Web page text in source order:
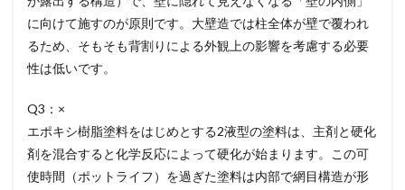
に向けて施すのが原則です。大壁造では柱全体が壁で覆われ
るため、そもそも背割りによる外観上の影響を考慮する必要
性は低いです。
Q3：×
エポキシ樹脂塗料をはじめとする2液型の塗料は、主剤と硬化
剤を混合すると化学反応によって硬化が始まります。この可
使時間（ポットライフ）を過ぎた塗料は内部で網目構造が形